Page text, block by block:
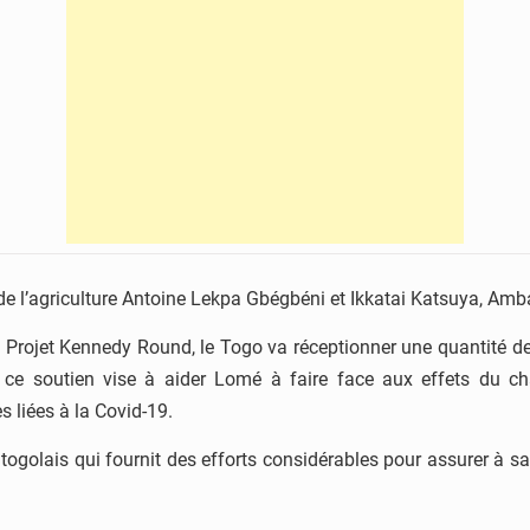
l’agriculture Antoine Lekpa Gbégbéni et Ikkatai Katsuya,
Kennedy Round, le Togo va réceptionner une quantité
ce soutien vise à aider Lomé à faire face aux effets du
liées à la Covid-19.
qui fournit des efforts considérables pour assurer à